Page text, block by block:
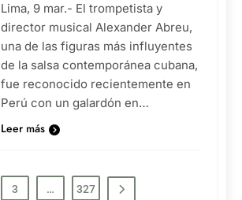
Lima, 9 mar.- El trompetista y
director musical Alexander Abreu,
una de las figuras más influyentes
de la salsa contemporánea cubana,
fue reconocido recientemente en
Perú con un galardón en…
Leer más
3 … 327